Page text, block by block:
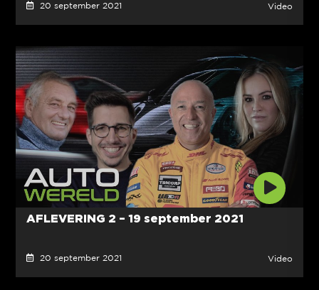
20 september 2021 Video
AFLEVERING 2 – 19 september 2021
20 september 2021 Video